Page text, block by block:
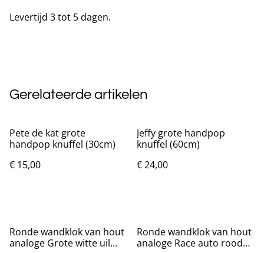
Levertijd 3 tot 5 dagen.
Gerelateerde artikelen
Pete de kat grote
handpop knuffel (30cm)
€ 15,00
Jeffy grote handpop
knuffel (60cm)
€ 24,00
Ronde wandklok van hout
analoge Grote witte uil
Ronde wandklok van hout
analoge Race auto rood